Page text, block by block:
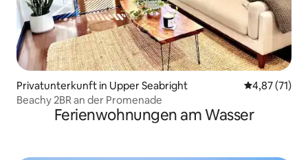
Privatunterkunft in Upper Seabright
4,87 (71)
Beachy 2BR an der Promenade
Ferienwohnungen am Wasser